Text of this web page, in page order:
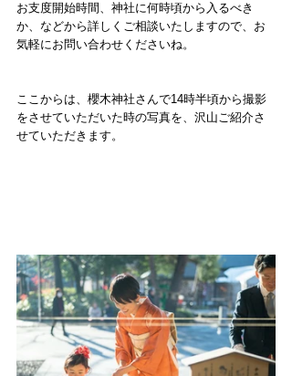
お支度開始時間、神社に何時頃から入るべき
か、などから詳しくご相談いたしますので、お
気軽にお問い合わせくださいね。
ここからは、櫻木神社さんで14時半頃から撮影
をさせていただいた時の写真を、沢山ご紹介さ
せていただきます。